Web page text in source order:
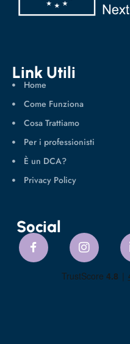
Link Utili
Home
Come Funziona
Cosa Trattiamo
Per i professionisti
È un DCA?
Privacy Policy
Social